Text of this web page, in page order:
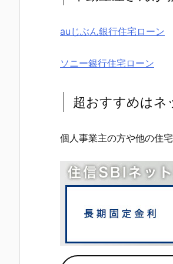
auじぶん銀行住宅ローン
ソニー銀行住宅ローン
超おすすめはネ
個人事業主の方や他の住